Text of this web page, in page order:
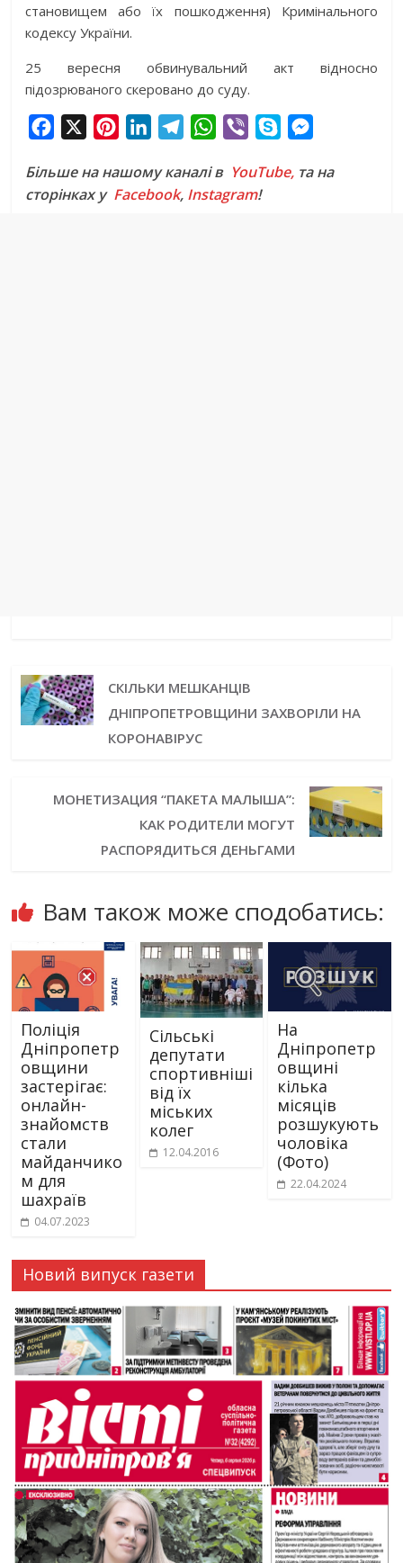
становищем або їх пошкодження) Кримінального
кодексу України.
25 вересня обвинувальний акт відносно
підозрюваного скеровано до суду.
c
e
n
t
n
k
l
e
W
a
t
b
e
y
s
Більше на нашому каналі в YouTube, та на
сторінках у Facebook, Instagram!
СКІЛЬКИ МЕШКАНЦІВ
ДНІПРОПЕТРОВЩИНИ ЗАХВОРІЛИ НА
КОРОНАВІРУС
МОНЕТИЗАЦИЯ “ПАКЕТА МАЛЫША”:
КАК РОДИТЕЛИ МОГУТ
РАСПОРЯДИТЬСЯ ДЕНЬГАМИ
Вам також може сподобатись:
Поліція
Дніпропетр
овщини
застерігає:
онлайн-
знайомств
стали
майданчико
м для
шахраїв
04.07.2023
Сільські
депутати
спортивніші
від їх
міських
колег
12.04.2016
На
Дніпропетр
овщині
кілька
місяців
розшукують
чоловіка
(Фото)
22.04.2024
Новий випуск газети